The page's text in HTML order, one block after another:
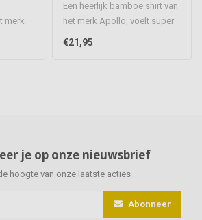
merk
Een heerlijk bamboe shirt van
het merk Apollo, voelt super
zacht aan het draagt ..
€21,95
je op onze nieuwsbrief
hoogte van onze laatste acties
Abonneer